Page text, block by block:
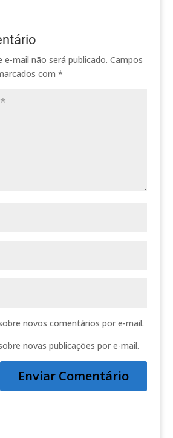
e-mail não será publicado. Campos
com *
novos comentários por e-mail.
novas publicações por e-mail.